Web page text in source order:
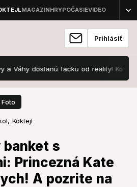
Prihlásiť
dostanú facku od reality! Komu hrozí
Foto
Koktejl
banket s
Princezná Kate
A pozrite na
sep. 2025 o 21:59
s
Kate
A pozrite na